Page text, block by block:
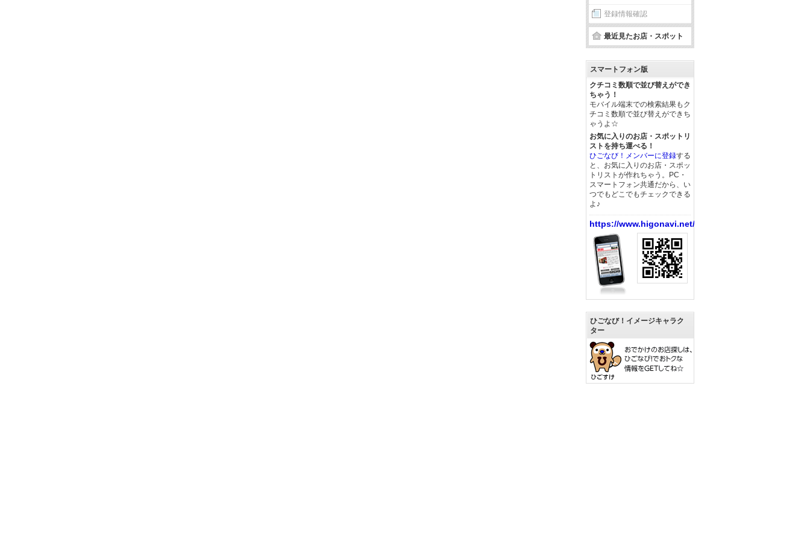
登録情報確認
最近見たお店・スポット
スマートフォン版
クチコミ数順で並び替えができ
ちゃう！
モバイル端末での検索結果もク
チコミ数順で並び替えができち
ゃうよ☆
お気に入りのお店・スポットリ
ストを持ち運べる！
ひごなび！メンバーに登録する
と、お気に入りのお店・スポッ
トリストが作れちゃう。PC・
スマートフォン共通だから、い
つでもどこでもチェックできる
よ♪
https://www.higonavi.net/
ひごなび！イメージキャラク
ター